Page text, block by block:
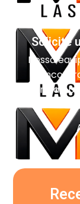
Solicite
Nossa
técnicas,